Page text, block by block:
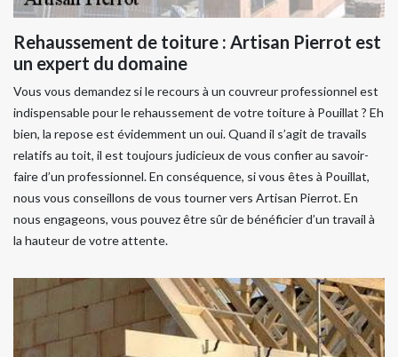
Rehaussement de toiture : Artisan Pierrot est
un expert du domaine
Vous vous demandez si le recours à un couvreur professionnel est
indispensable pour le rehaussement de votre toiture à Pouillat ? Eh
bien, la repose est évidemment un oui. Quand il s’agit de travails
relatifs au toit, il est toujours judicieux de vous confier au savoir-
faire d’un professionnel. En conséquence, si vous êtes à Pouillat,
nous vous conseillons de vous tourner vers Artisan Pierrot. En
nous engageons, vous pouvez être sûr de bénéficier d’un travail à
la hauteur de votre attente.